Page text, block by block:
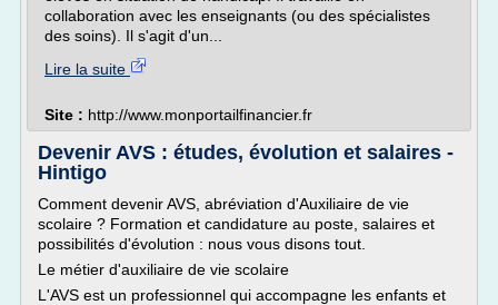
collaboration avec les enseignants (ou des spécialistes
des soins). Il s'agit d'un...
Lire la suite
Site : http://www.monportailfinancier.fr
Devenir AVS : études, évolution et salaires -
Hintigo
Comment devenir AVS, abréviation d'Auxiliaire de vie
scolaire ? Formation et candidature au poste, salaires et
possibilités d'évolution : nous vous disons tout.
Le métier d'auxiliaire de vie scolaire
L'AVS est un professionnel qui accompagne les enfants et